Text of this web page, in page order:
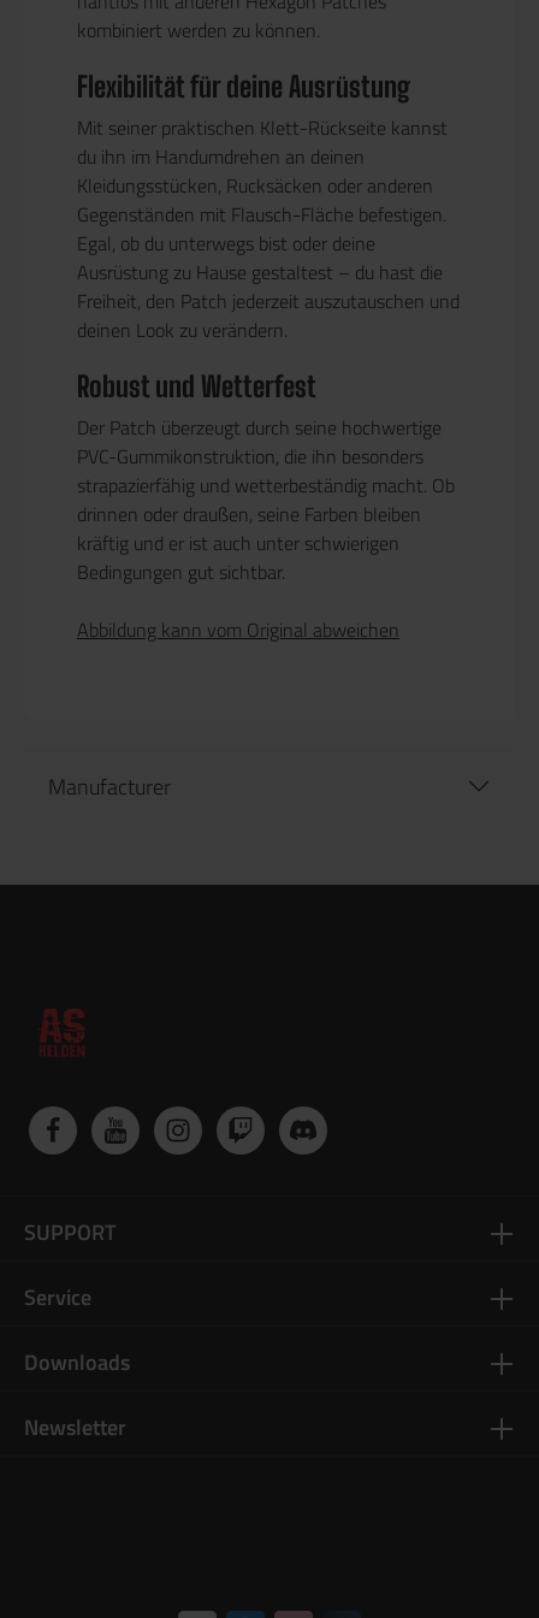
kombiniert werden zu können.
Flexibilität für deine Ausrüstung
Mit seiner praktischen Klett-Rückseite kannst
du ihn im Handumdrehen an deinen
Kleidungsstücken, Rucksäcken oder anderen
Gegenständen mit Flausch-Fläche befestigen.
Egal, ob du unterwegs bist oder deine
Ausrüstung zu Hause gestaltest – du hast die
Freiheit, den Patch jederzeit auszutauschen und
deinen Look zu verändern.
Robust und Wetterfest
Der Patch überzeugt durch seine hochwertige
PVC-Gummikonstruktion, die ihn besonders
strapazierfähig und wetterbeständig macht. Ob
drinnen oder draußen, seine Farben bleiben
kräftig und er ist auch unter schwierigen
Bedingungen gut sichtbar.
Abbildung kann vom Original abweichen
Manufacturer
Newsletter
SUPPORT
Service
Downloads